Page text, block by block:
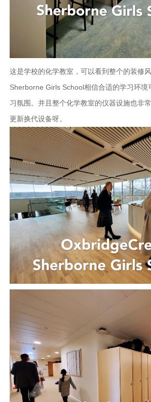
这是学校的化学教室，可以看到整个的装修
Sherborne Girls School相信合适的学习环境
习氛围。并且整个化学教室的仪器设施也非
更新换代设备呀。